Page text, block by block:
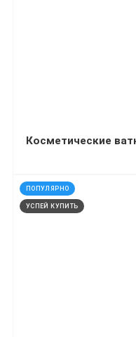
ПОПУЛЯРНО
УСПЕЙ КУПИТЬ
код: 13419